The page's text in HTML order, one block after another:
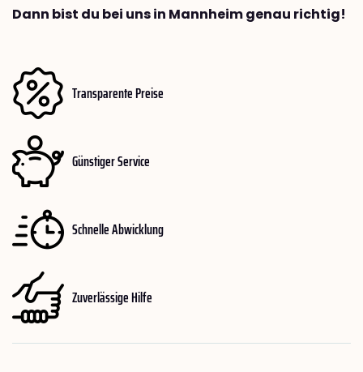
Dann bist du bei uns in Mannheim genau richtig!
Transparente Preise
Günstiger Service
Schnelle Abwicklung
Zuverlässige Hilfe